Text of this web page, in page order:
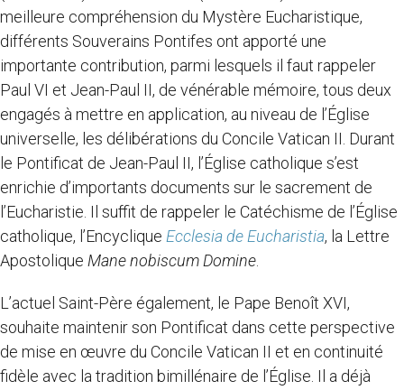
meilleure compréhension du Mystère Eucharistique,
différents Souverains Pontifes ont apporté une
importante contribution, parmi lesquels il faut rappeler
Paul VI et Jean-Paul II, de vénérable mémoire, tous deux
engagés à mettre en application, au niveau de l’Église
universelle, les délibérations du Concile Vatican II. Durant
le Pontificat de Jean-Paul II, l’Église catholique s’est
enrichie d’importants documents sur le sacrement de
l’Eucharistie. Il suffit de rappeler le Catéchisme de l’Église
catholique, l’Encyclique Ecclesia de Eucharistia, la Lettre
Apostolique Mane nobiscum Domine
L’actuel Saint-Père également, le Pape Benoît XVI,
souhaite maintenir son Pontificat dans cette perspective
de mise en œuvre du Concile Vatican II et en continuité
fidèle avec la tradition bimillénaire de l’Église. Il a déjà